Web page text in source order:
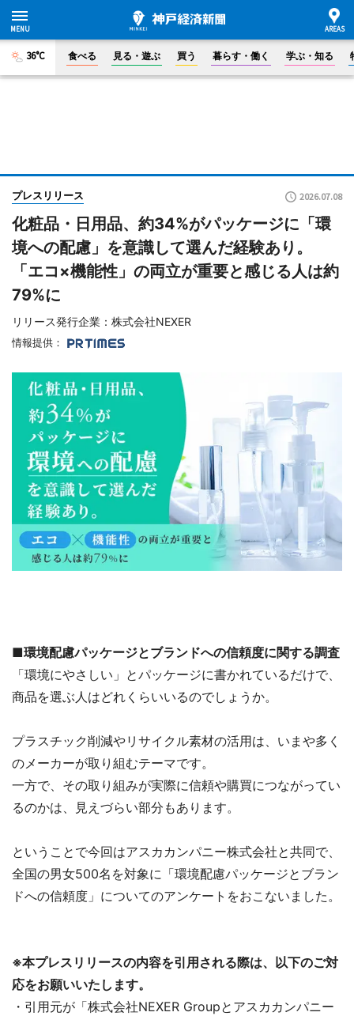
36°C 食べる 見る・遊ぶ 買う 暮らす・働く 学ぶ・知る
プレスリリース 2026.07.08
化粧品・日用品、約34%がパッケージに「環
境への配慮」を意識して選んだ経験あり。
「エコ×機能性」の両立が重要と感じる人は約
79%に
リリース発行企業：株式会社NEXER
情報提供：
■環境配慮パッケージとブランドへの信頼度に関する調査
「環境にやさしい」とパッケージに書かれているだけで、
商品を選ぶ人はどれくらいいるのでしょうか。
プラスチック削減やリサイクル素材の活用は、いまや多く
のメーカーが取り組むテーマです。
一方で、その取り組みが実際に信頼や購買につながってい
るのかは、見えづらい部分もあります。
ということで今回はアスカカンパニー株式会社と共同で、
全国の男女500名を対象に「環境配慮パッケージとブラン
ドへの信頼度」についてのアンケートをおこないました。
※本プレスリリースの内容を引用される際は、以下のご対
応をお願いいたします。
・引用元が「株式会社NEXER Groupとアスカカンパニー